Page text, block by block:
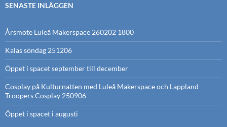
SENASTE INLÄGGEN
Årsmöte Luleå Makerspace 260202 1800
Kalas söndag 251206
Öppet i spacet september till december
Cosplay på Kulturnatten med Luleå Makerspace och Lappland
Troopers Cosplay 250906
Öppet i spacet i augusti